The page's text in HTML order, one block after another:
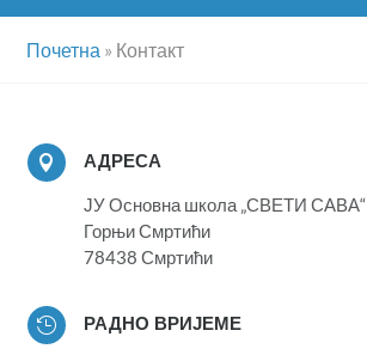
Почетна » Контакт

АДРЕСА
ЈУ Основна школа „СВЕТИ САВА“
Горњи Смртићи
78438 Смртићи

РАДНО ВРИЈЕМЕ